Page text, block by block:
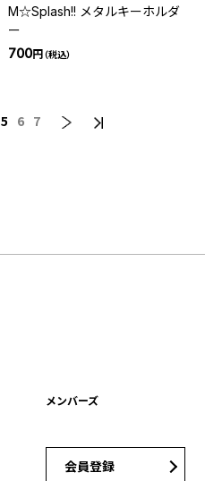
M☆Splash!! メタルキーホルダ
ー
700円（税込）
5 6 7
メンバーズ
会員登録